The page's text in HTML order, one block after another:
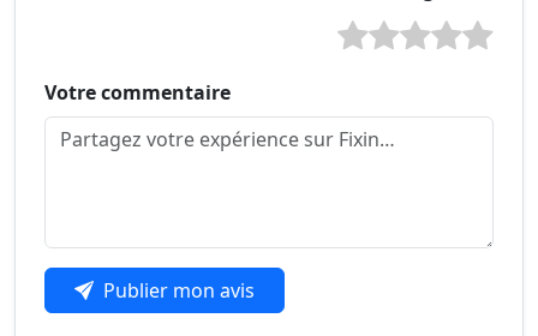
Votre commentaire
Publier mon avis